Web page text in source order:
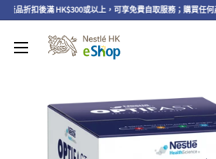
品折扣後滿 HK$300或以上，可享免費自取服務；購買任何